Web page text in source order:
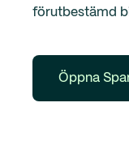
förutbestämd
Öppna